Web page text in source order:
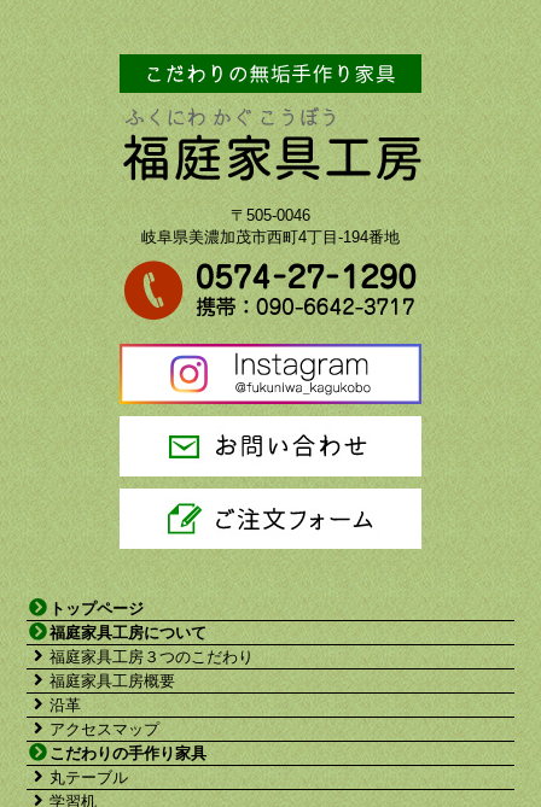
〒505-0046
岐阜県美濃加茂市西町4丁目-194番地
トップページ
福庭家具工房について
福庭家具工房３つのこだわり
福庭家具工房概要
沿革
アクセスマップ
こだわりの手作り家具
丸テーブル
学習机